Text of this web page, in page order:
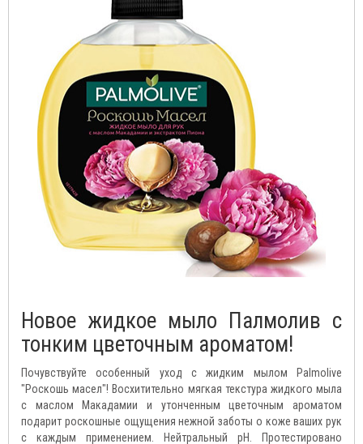
Новое жидкое мыло Палмолив с
тонким цветочным ароматом!
Почувствуйте особенный уход с жидким мылом Palmolive
"Роскошь масел"! Восхитительно мягкая текстура жидкого мыла
с маслом Макадамии и утонченным цветочным ароматом
подарит роскошные ощущения нежной заботы о коже ваших рук
с каждым применением. Нейтральный pH. Протестировано